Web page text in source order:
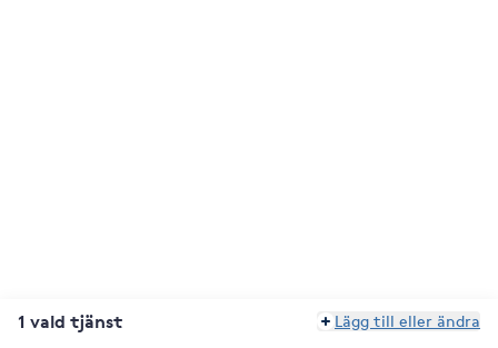
1 vald tjänst Lägg till eller ändra